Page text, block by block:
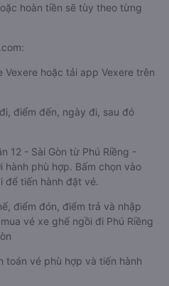
hoàn tiền sẽ tùy theo từng
hoặc tải app Vexere trên
điểm đến, ngày đi, sau đó
12 - Sài Gòn từ Phú Riềng -
hành phù hợp. Bấm chọn vào
để tiến hành đặt vé.
điểm đón, điểm trả và nhập
vé xe ghế ngồi đi Phú Riềng
toán vé phù hợp và tiến hành